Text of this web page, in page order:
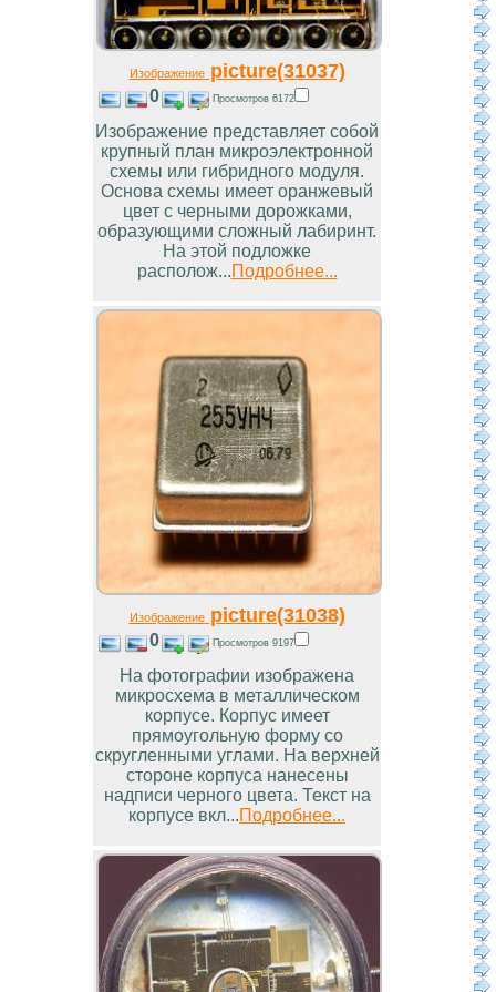
Изображениеpicture(31037)
0 Просмотров 6172
Изображение представляет собой
крупный план микроэлектронной
схемы или гибридного модуля.
Основа схемы имеет оранжевый
цвет с черными дорожками,
образующими сложный лабиринт.
На этой подложке
располож...Подробнее...
Изображениеpicture(31038)
0 Просмотров 9197
На фотографии изображена
микросхема в металлическом
корпусе. Корпус имеет
прямоугольную форму со
скругленными углами. На верхней
стороне корпуса нанесены
надписи черного цвета. Текст на
корпусе вкл...Подробнее...